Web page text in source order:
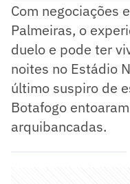
Com negociações
Palmeiras, o
duelo e pode ter
noites no Estádio
último suspiro de
Botafogo
arquibancadas.